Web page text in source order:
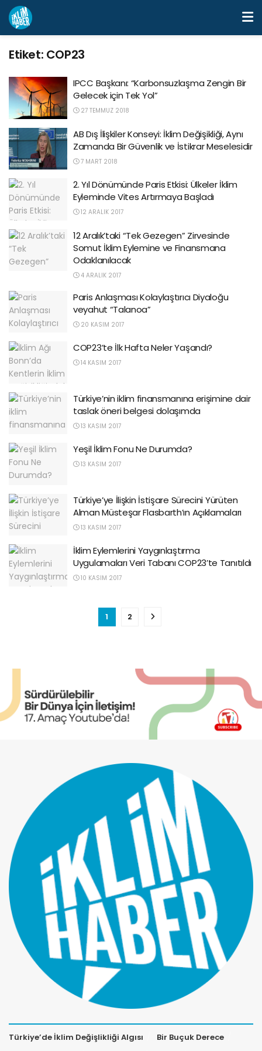
Etiket: COP23
IPCC Başkanı: “Karbonsuzlaşma Zengin Bir
Gelecek için Tek Yol”
27 TEMMUZ 2018
AB Dış İlişkiler Konseyi: İklim Değişikliği, Aynı
Zamanda Bir Güvenlik ve İstikrar Meselesidir
7 MART 2018
2. Yıl Dönümünde Paris Etkisi: Ülkeler İklim
Eyleminde Vites Artırmaya Başladı
12 ARALIK 2017
12 Aralık’taki “Tek Gezegen” Zirvesinde
Somut İklim Eylemine ve Finansmana
Odaklanılacak
4 ARALIK 2017
Paris Anlaşması Kolaylaştırıcı Diyaloğu
veyahut “Talanoa”
20 KASIM 2017
COP23’te İlk Hafta Neler Yaşandı?
14 KASIM 2017
Türkiye’nin iklim finansmanına erişimine dair
taslak öneri belgesi dolaşımda
13 KASIM 2017
Yeşil İklim Fonu Ne Durumda?
13 KASIM 2017
Türkiye’ye İlişkin İstişare Sürecini Yürüten
Alman Müsteşar Flasbarth’ın Açıklamaları
13 KASIM 2017
İklim Eylemlerini Yaygınlaştırma
Uygulamaları Veri Tabanı COP23’te Tanıtıldı
10 KASIM 2017
1 2
Türkiye’de İklim Değişlikliği Algısı
Bir Buçuk Derece